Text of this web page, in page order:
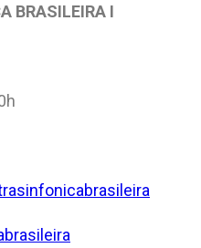
BRASILEIRA I